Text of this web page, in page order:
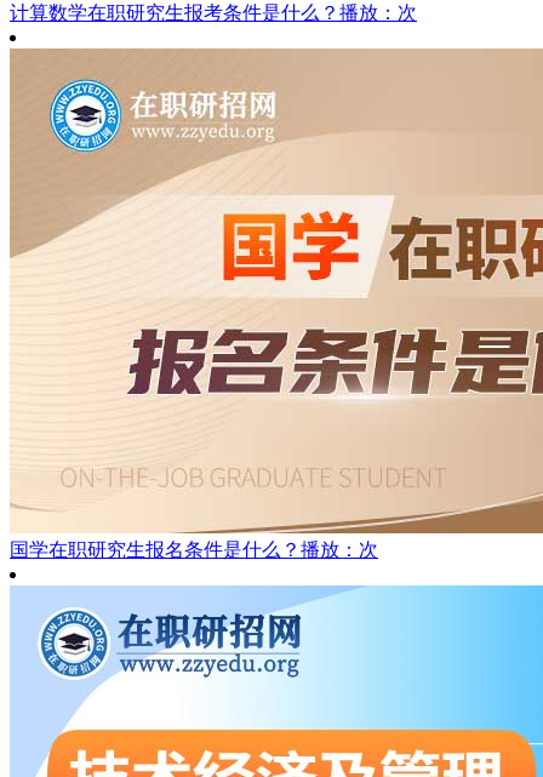
计算数学在职研究生报考条件是什么？ 播放：次
国学在职研究生报名条件是什么？ 播放：次